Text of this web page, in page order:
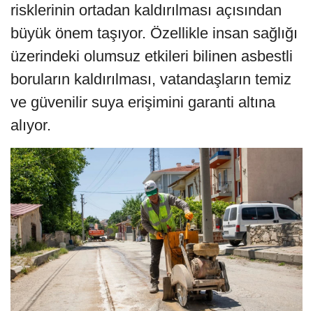
risklerinin ortadan kaldırılması açısından
büyük önem taşıyor. Özellikle insan sağlığı
üzerindeki olumsuz etkileri bilinen asbestli
boruların kaldırılması, vatandaşların temiz
ve güvenilir suya erişimini garanti altına
alıyor.